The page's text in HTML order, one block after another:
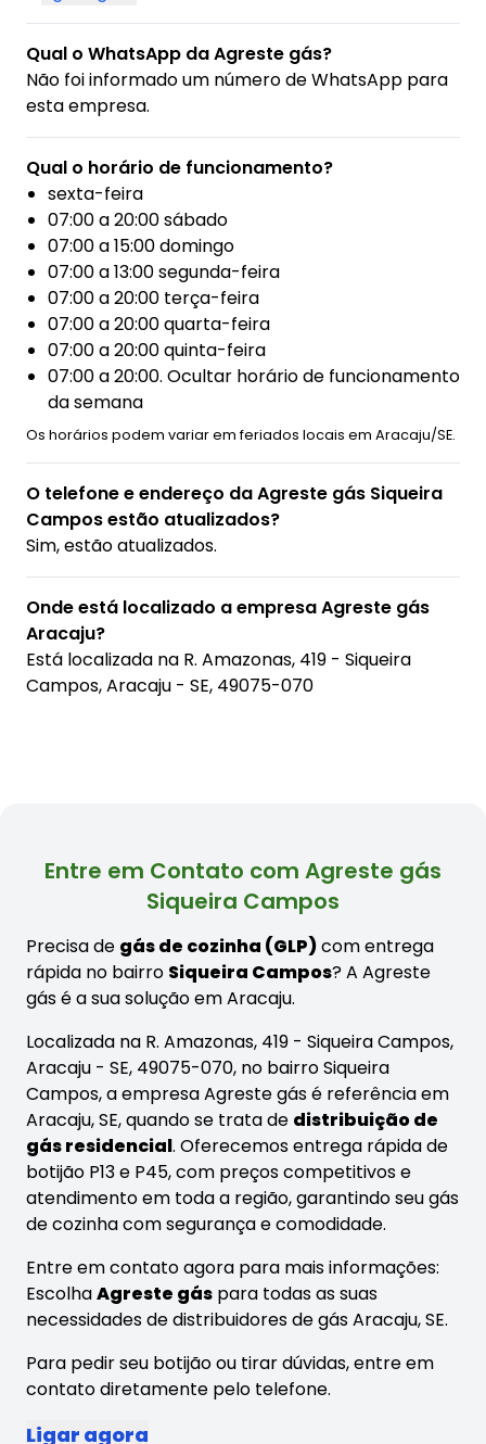
Qual o WhatsApp da Agreste gás?
Não foi informado um número de WhatsApp para
esta empresa.
Qual o horário de funcionamento?
sexta-feira
07:00 a 20:00 sábado
07:00 a 15:00 domingo
07:00 a 13:00 segunda-feira
07:00 a 20:00 terça-feira
07:00 a 20:00 quarta-feira
07:00 a 20:00 quinta-feira
07:00 a 20:00. Ocultar horário de funcionamento
da semana
Os horários podem variar em feriados locais em Aracaju/SE.
O telefone e endereço da Agreste gás Siqueira
Campos estão atualizados?
Sim, estão atualizados.
Onde está localizado a empresa Agreste gás
Aracaju?
Está localizada na R. Amazonas, 419 - Siqueira
Campos, Aracaju - SE, 49075-070
Entre em Contato com Agreste gás
Siqueira Campos
Precisa de gás de cozinha (GLP)com entrega
rápida no bairro Siqueira Campos? A Agreste
gás é a sua solução em Aracaju.
Localizada na R. Amazonas, 419 - Siqueira Campos,
Aracaju - SE, 49075-070, no bairro Siqueira
Campos, a empresa Agreste gás é referência em
Aracaju, SE, quando se trata de distribuição de
gás residencial. Oferecemos entrega rápida de
botijão P13 e P45, com preços competitivos e
atendimento em toda a região, garantindo seu gás
de cozinha com segurança e comodidade.
Entre em contato agora para mais informações:
EscolhaAgreste gás para todas as suas
necessidades de distribuidores de gás Aracaju, SE.
Para pedir seu botijão ou tirar dúvidas, entre em
contato diretamente pelo telefone.
Ligar agora